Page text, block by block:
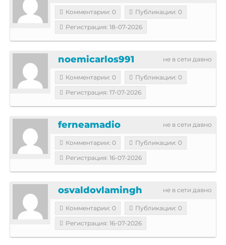
Комментарии: 0
Публикации: 0
Регистрация: 18-07-2026
не в сети давно
noemicarlos991
Комментарии: 0
Публикации: 0
Регистрация: 17-07-2026
не в сети давно
ferneamadio
Комментарии: 0
Публикации: 0
Регистрация: 16-07-2026
не в сети давно
osvaldovlamingh
Комментарии: 0
Публикации: 0
Регистрация: 16-07-2026